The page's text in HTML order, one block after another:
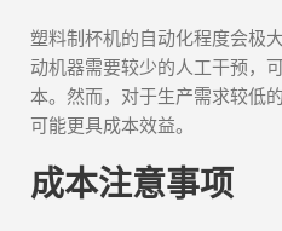
塑料制杯机的自动化程度会极
动机器需要较少的人工干预，
本。然而，对于生产需求较低
可能更具成本效益。
成本注意事项